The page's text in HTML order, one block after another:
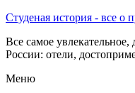
Студеная история - все о
Все самое
России: отели,
Меню